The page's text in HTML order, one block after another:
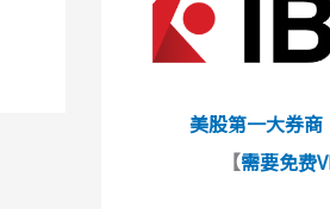
美股第一大券商
【需要免费